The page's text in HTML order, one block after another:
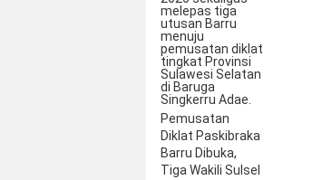
Pemusatan
Diklat Paskibraka
Barru Dibuka,
Tiga Wakili Sulsel